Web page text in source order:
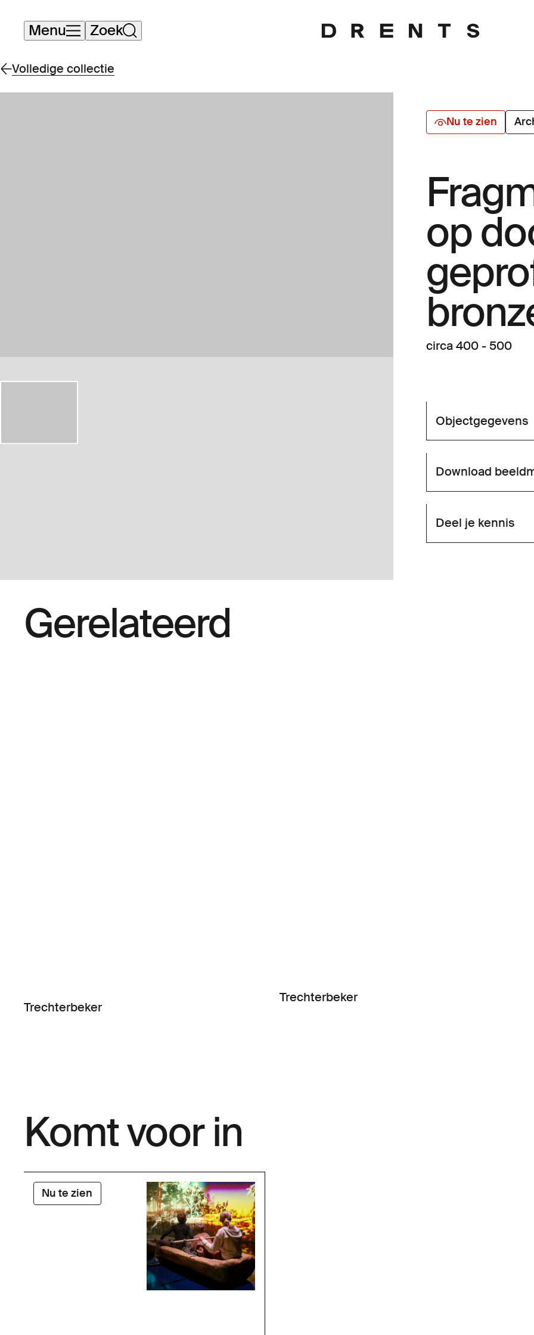
Navigatie
overslaan
Menu Zoek
Volledige collectie
Nu te zien
op
circa 400 - 500
Objectgegevens
Download
Deel je kennis
Gerelateerd
Trechterbeker
Trechterbeker
Komt voor in
Nu te zien